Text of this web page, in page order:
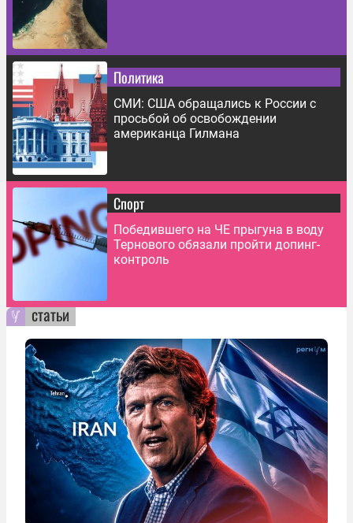
Политика
СМИ: США обращались к России с
просьбой об освобождении
американца Гилмана
Спорт
Победившего на ЧЕ прыгуна в воду
Тернового обязали пройти допинг-
контроль
статьи